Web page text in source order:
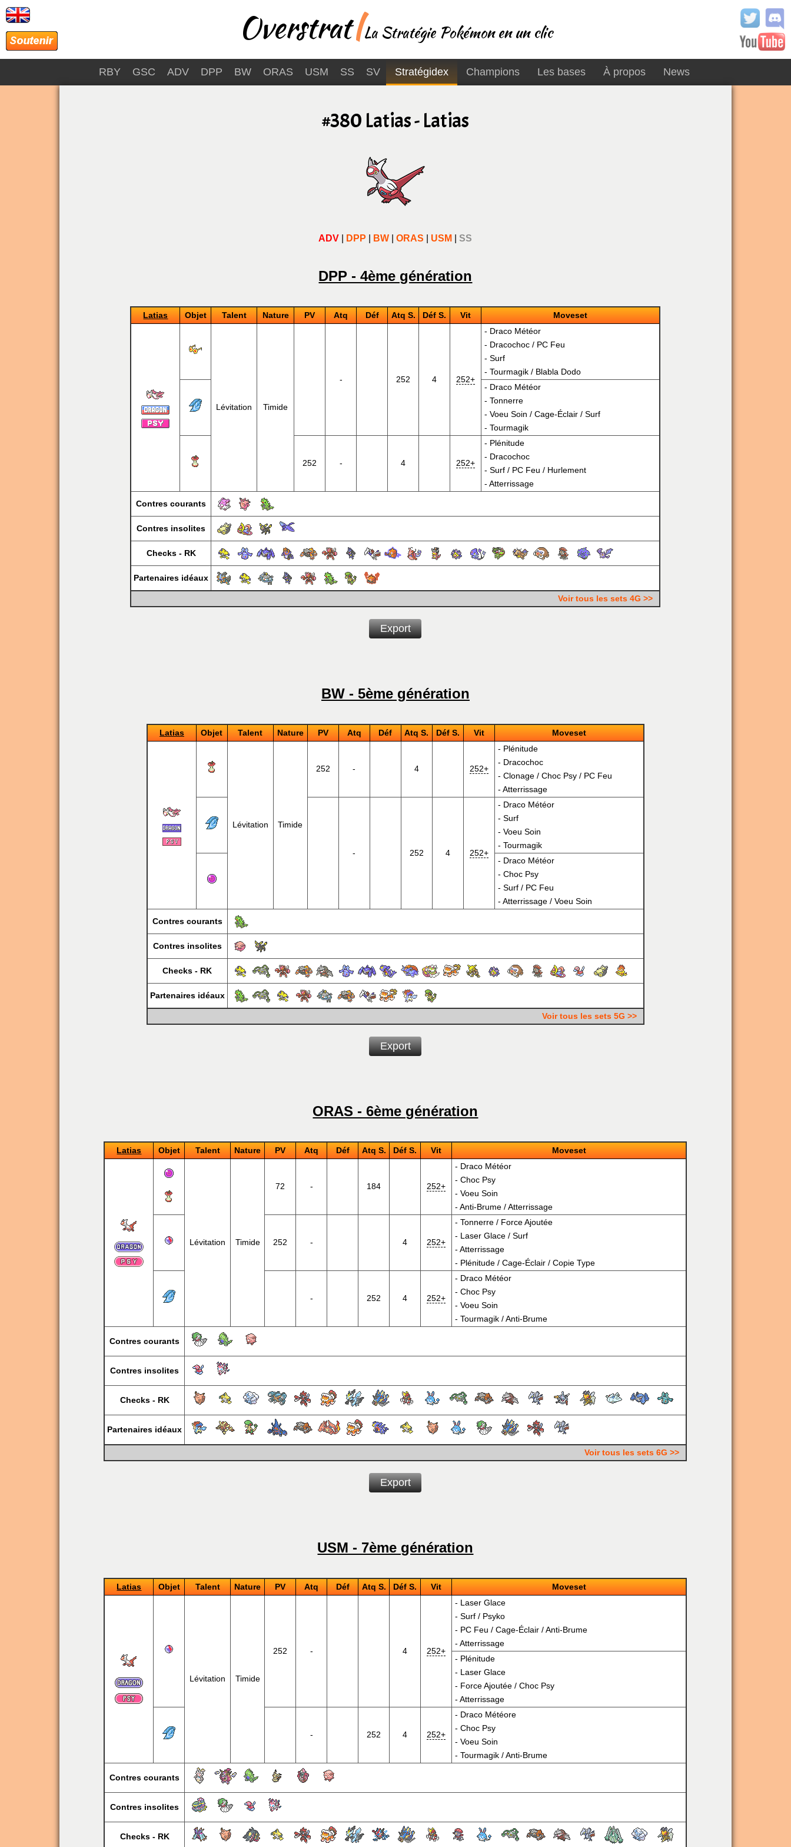
Overstrat|La Stratégie Pokémon en un clic
RBY GSC ADV DPP BW ORAS USM SS SV Stratégidex Champions Les bases À propos News
#380 Latias - Latias
ADV DPP BW |ORAS USM |SS
DPP - 4ème génération
Latias Objet Talent Nature PV Atq Déf Atq S. Déf S. Vit Moveset
Lévitation Timide
- 252 4 252+
- Draco Météor
- Dracochoc / PC Feu
-Surf
-Tourmagik / Blabla Dodo
- Draco Météor
-Tonnerre
-Voeu Soin /Cage-Éclair /Surf
-Tourmagik
252 - 4 252+
- Plénitude
- Dracochoc
-Surf / PC Feu / Hurlement
-Atterrissage
Contres courants
Contres insolites
Checks - RK
Partenaires idéaux
Voir tous les sets 4G >>
Export
BW - 5ème génération
Latias Objet Talent Nature PV Atq Déf Atq S. Déf S. Vit Moveset
Lévitation Timide
252 - 4 252+
- Plénitude
- Dracochoc
- Clonage/ Choc Psy/ PC Feu
- Atterrissage
- 252 4 252+
- Draco Météor
- Surf
- Voeu Soin
- Tourmagik
- Draco Météor
- Choc Psy
- Surf/ PC Feu
- Atterrissage/ Voeu Soin
Contres courants
Contres insolites
Checks - RK
Partenaires idéaux
Voir tous les sets 5G >>
Export
ORAS - 6ème génération
Latias Objet Talent Nature PV Atq Déf Atq S. Déf S. Vit Moveset
Lévitation Timide
72 - 184 252+
- Draco Météor
-Choc Psy
-Voeu Soin
-Anti-Brume /Atterrissage
252 - 4 252+
-Tonnerre / Force Ajoutée
- Laser Glace /Surf
-Atterrissage
- Plénitude /Cage-Éclair /Copie Type
- 252 4 252+
- Draco Météor
-Choc Psy
-Voeu Soin
-Tourmagik /Anti-Brume
Contres courants
Contres insolites
Checks - RK
Partenaires idéaux
Voir tous les sets 6G >>
Export
USM - 7ème génération
Latias Objet Talent Nature PV Atq Déf Atq S. Déf S. Vit Moveset
Lévitation Timide
252 - 4 252+
- Laser Glace
-Surf / Psyko
- PC Feu /Cage-Éclair /Anti-Brume
-Atterrissage
- Plénitude
- Laser Glace
- Force Ajoutée /Choc Psy
-Atterrissage
- 252 4 252+
- Draco Météore
-Choc Psy
-Voeu Soin
-Tourmagik /Anti-Brume
Contres courants
Contres insolites
Checks - RK